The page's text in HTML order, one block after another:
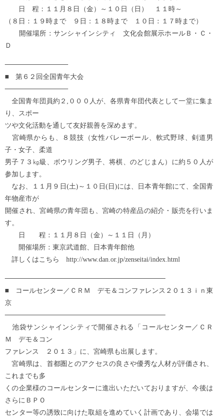
日 程：１１月８日（金）～１０日（日） １１時～
（８日：１９時まで ９日：１８時まで １０日：１７時まで）
開催場所：サンシャインシティ 文化会館展示ホールＢ・Ｃ・
Ｄ
─────────────
■ 第６２回全国青年大会
─────────────
全国青年団員約２,０００人が、各県青年団代表として一堂に集ま
り、スポー
ツや文化活動を通して友好親善を深めます。
宮崎県からも、８競技（女性バレーボール、軟式野球、剣道男
子・女子、柔道
男子７３㎏級、ボウリング男子、将棋、のどじまん）に約５０人が
参加します。
なお、１１月９日(土)～１０日(日)には、日本青年館にて、全国青
年物産市が
開催され、宮崎県の青年団も、宮崎の特産品の紹介・販売を行いま
す。
日 程：１１月８日（金）～１１日（月）
開催場所：東京武道館、日本青年館他
詳しくはこちら http://www.dan.or.jp/zenseitai/index.html
─────────────────────────────────
■ コールセンター／ＣＲＭ デモ＆コンファレンス２０１３ｉｎ東
京
─────────────────────────────────
池袋サンシャインシティで開催される「コールセンター／ＣＲ
Ｍ デモ＆コン
ファレンス ２０１３」に、宮崎県も出展します。
宮崎県は、首都圏とのアクセスの良さや優秀な人材が評価され、
これまでも多
くの企業様のコールセンターに進出いただいておりますが、今後は
さらにＢＰＯ
センター等の誘致に向けた取組を進めていく計画であり、会場では